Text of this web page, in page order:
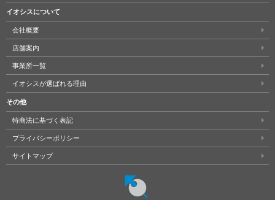
イオシスについて
会社概要
店舗案内
事業所一覧
イオシスが選ばれる理由
その他
特商法に基づく表記
プライバシーポリシー
サイトマップ